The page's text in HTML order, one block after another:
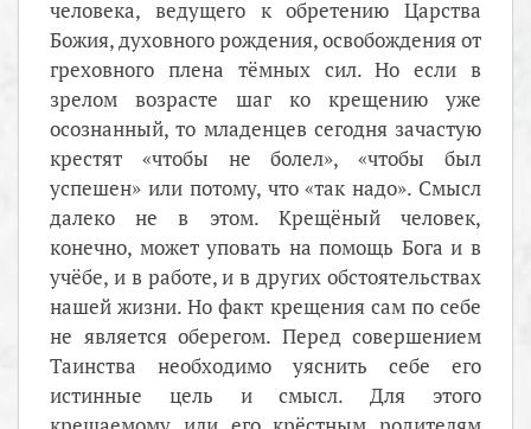
человека, ведущего к обретению Царства
Божия, духовного рождения, освобождения от
греховного плена тёмных сил. Но если в
зрелом возрасте шаг ко крещению уже
осознанный, то младенцев сегодня зачастую
крестят «чтобы не болел», «чтобы был
успешен» или потому, что «так надо». Смысл
далеко не в этом. Крещёный человек,
конечно, может уповать на помощь Бога и в
учёбе, и в работе, и в других обстоятельствах
нашей жизни. Но факт крещения сам по себе
не является оберегом. Перед совершением
Таинства необходимо уяснить себе его
истинные цель и смысл. Для этого